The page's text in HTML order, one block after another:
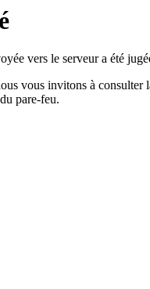
vers le serveur a été
vous invitons à consulter
pare-feu.